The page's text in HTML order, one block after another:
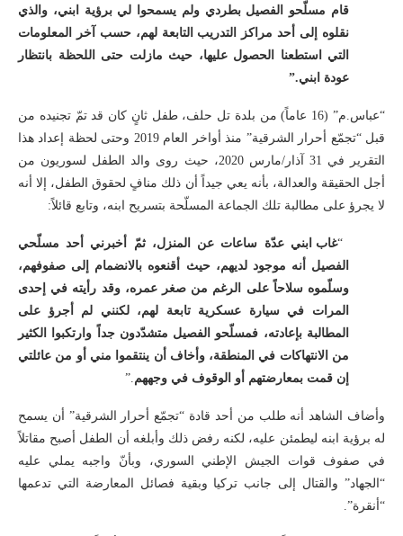
قام مسلّحو الفصيل بطردي ولم يسمحوا لي برؤية ابني، والذي
نقلوه إلى أحد مراكز التدريب التابعة لهم، حسب آخر المعلومات
التي استطعنا الحصول عليها، حيث مازلت حتى اللحظة بانتظار
عودة ابني.”
“عباس.م” (16 عاماً) من بلدة تل حلف، طفل ثانٍ كان قد تمّ تجنيده من
قبل “تجمّع أحرار الشرقية” منذ أواخر العام 2019 وحتى لحظة إعداد هذا
التقرير في 31 آذار/مارس 2020، حيث روى والد الطفل لسوريون من
أجل الحقيقة والعدالة، بأنه يعي جيداً أن ذلك منافٍ لحقوق الطفل، إلا أنه
لا يجرؤ على مطالبة تلك الجماعة المسلّحة بتسريح ابنه، وتابع قائلاً:
“غاب ابني عدّة ساعات عن المنزل، ثمّ أخبرني أحد مسلّحي
الفصيل أنه موجود لديهم، حيث أقنعوه بالانضمام إلى صفوفهم،
وسلّموه سلاحاً على الرغم من صغر عمره، وقد رأيته في إحدى
المرات في سيارة عسكرية تابعة لهم، لكنني لم أجرؤ على
المطالبة بإعادته، فمسلّحو الفصيل متشدّدون جداً وارتكبوا الكثير
من الانتهاكات في المنطقة، وأخاف أن ينتقموا مني أو من عائلتي
إن قمت بمعارضتهم أو الوقوف في وجههم.”
وأضاف الشاهد أنه طلب من أحد قادة “تجمّع أحرار الشرقية” أن يسمح
له برؤية ابنه ليطمئن عليه، لكنه رفض ذلك وأبلغه أن الطفل أصبح مقاتلاً
في صفوف قوات الجيش الإطني السوري، وبأنّ واجبه يملي عليه
“الجهاد” والقتال إلى جانب تركيا وبقية فصائل المعارضة التي تدعمها
“أنقرة”.